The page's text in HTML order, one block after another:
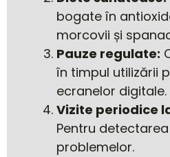
bogate în
morcovii și
Pauze regulate:
în timpul utilizării
ecranelor digitale.
Vizite periodice
Pentru
problemelor.